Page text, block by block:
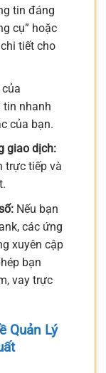
tin đáng
cụ” hoặc
tiết cho
tin nhanh
của bạn.
giao dịch:
trực tiếp và
Nếu bạn
các ứng
xuyên cập
bạn
vay trực
Quản Lý